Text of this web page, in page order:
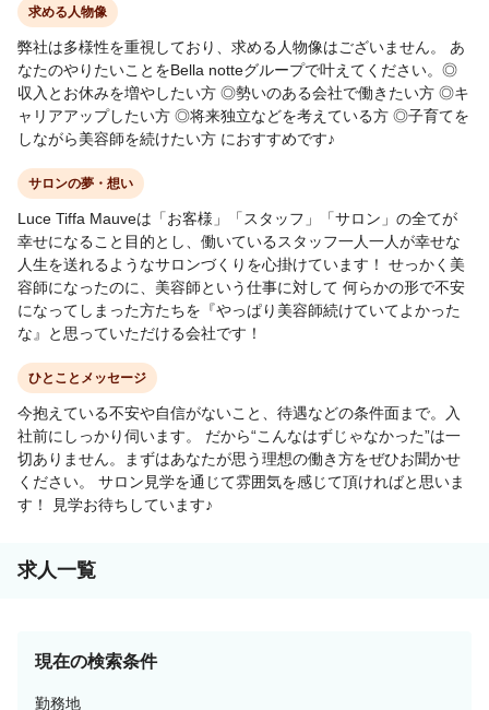
求める人物像
弊社は多様性を重視しており、求める人物像はございません。 あ
なたのやりたいことをBella notteグループで叶えてください。◎
収入とお休みを増やしたい方 ◎勢いのある会社で働きたい方 ◎キ
ャリアアップしたい方 ◎将来独立などを考えている方 ◎子育てを
しながら美容師を続けたい方 におすすめです♪
サロンの夢・想い
Luce Tiffa Mauveは「お客様」「スタッフ」「サロン」の全てが
幸せになること目的とし、働いているスタッフ一人一人が幸せな
人生を送れるようなサロンづくりを心掛けています！ せっかく美
容師になったのに、美容師という仕事に対して 何らかの形で不安
になってしまった方たちを『やっぱり美容師続けていてよかった
な』と思っていただける会社です！
ひとことメッセージ
今抱えている不安や自信がないこと、待遇などの条件面まで。入
社前にしっかり伺います。 だから“こんなはずじゃなかった”は一
切ありません。まずはあなたが思う理想の働き方をぜひお聞かせ
ください。 サロン見学を通じて雰囲気を感じて頂ければと思いま
す！ 見学お待ちしています♪
求人一覧
現在の検索条件
勤務地